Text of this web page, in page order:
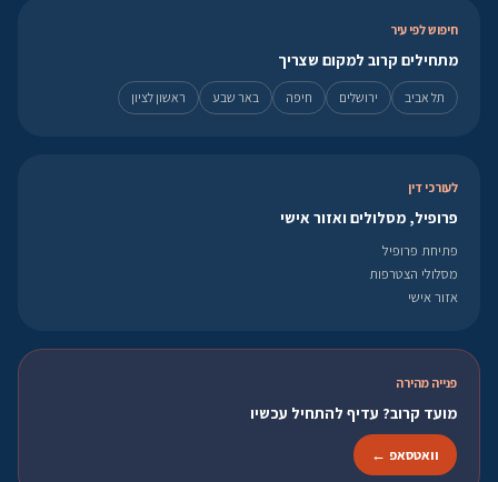
חיפוש לפי עיר
מתחילים קרוב למקום שצריך
תל אביב ירושלים חיפה באר שבע ראשון לציון
לעורכי דין
פרופיל, מסלולים ואזור אישי
פתיחת פרופיל
מסלולי הצטרפות
אזור אישי
פנייה מהירה
מועד קרוב? עדיף להתחיל עכשיו
וואטסאפ ←